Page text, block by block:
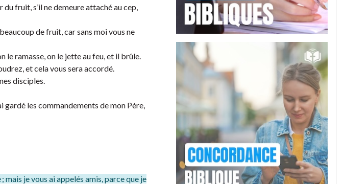
fruit, s’il ne demeure attaché au cep,
de fruit, car sans moi vous ne
le ramasse, on le jette au feu, et il brûle.
et cela vous sera accordé.
disciples.
gardé les commandements de mon Père,
je vous ai appelés amis, parce que je